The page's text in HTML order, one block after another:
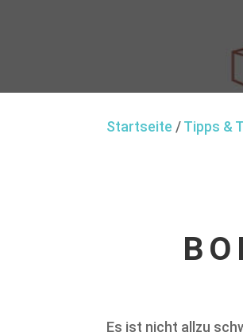
Startseite /Tipps &
Es ist nicht allzu